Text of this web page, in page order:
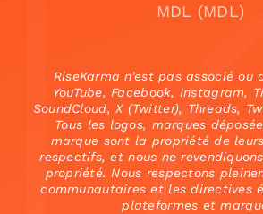
MDL (MDL)
RiseKarma n’est pas associé ou
YouTube, Facebook, Instagram,
SoundCloud, X (Twitter), Threads,
Tous les logos, marques
marque sont la propriété de
respectifs, et nous ne
propriété. Nous respectons
communautaires et les directives
plateformes et